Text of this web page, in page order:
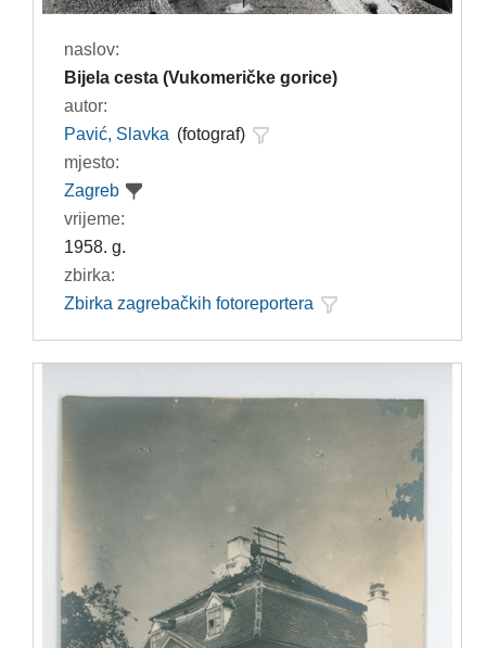
naslov:
Bijela cesta (Vukomeričke gorice)
autor:
Pavić, Slavka (fotograf)
mjesto:
Zagreb
vrijeme:
1958. g.
zbirka:
Zbirka zagrebačkih fotoreportera